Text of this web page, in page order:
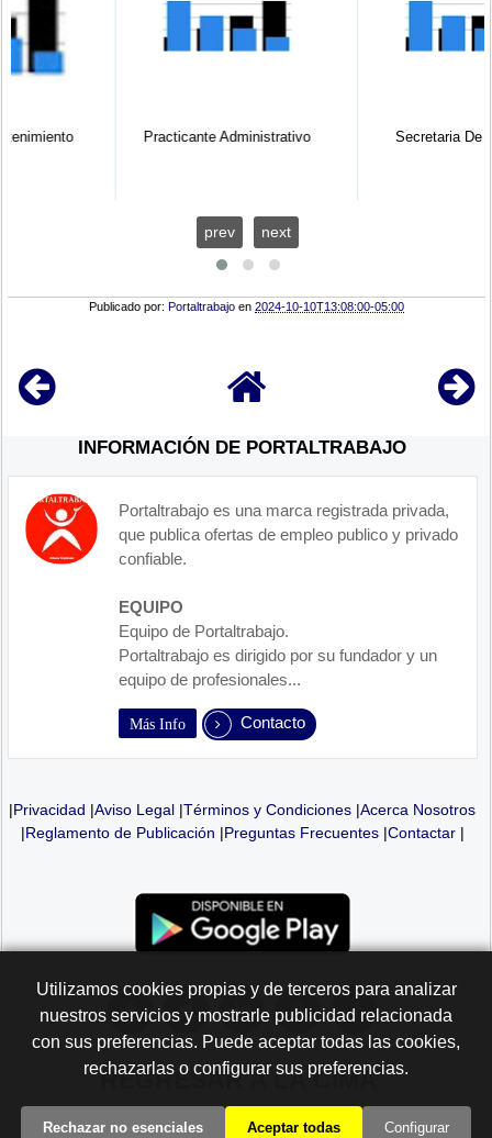
Practicante Administrativo Secretaria De Gerencia
prev next
Publicado por: Portaltrabajo en2024-10-10T13:08:00-05:00
INFORMACIÓN DE PORTALTRABAJO
Portaltrabajo es una marca registrada privada,
que publica ofertas de empleo publico y privado
confiable.
EQUIPO
Equipo de Portaltrabajo.
Portaltrabajo es dirigido por su fundador y un
equipo de profesionales...
Más Info Contacto
|Privacidad |Aviso Legal |Términos y Condiciones |Acerca Nosotros
|Reglamento de Publicación |Preguntas Frecuentes|Contactar|
Utilizamos cookies propias y de terceros para analizar
nuestros servicios y mostrarle publicidad relacionada
con sus preferencias. Puede aceptar todas las cookies,
rechazarlas o configurar sus preferencias.
Rechazar no esenciales Aceptar todas Configurar
REGRESAR A LACIMA